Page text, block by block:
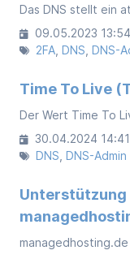
09.05.2023 13:54
2FA DNS DNS-
Time To Live
30.04.2024 14:41
DNS DNS-Admin
Unterstützung